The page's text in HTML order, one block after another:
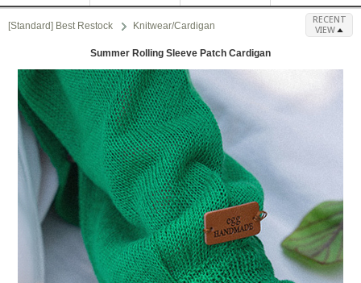
[Standard] Best Restock Knitwear/Cardigan
RECENT
VIEW
Summer Rolling Sleeve Patch Cardigan